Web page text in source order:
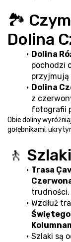
🏞️ Czym
Dolina
Dolina
pochodzi
przyjmują
Dolina
z
fotografii
Obie doliny
gołębnikami,
🚶
Trasa
trudności.
Wzdłuż
Szlaki są